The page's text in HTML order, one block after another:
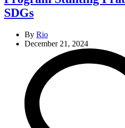
SDGs
By Rio
December 21, 2024